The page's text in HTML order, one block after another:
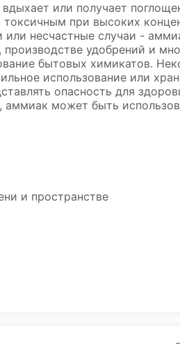
или получает
при высоких
несчастные случаи -
удобрений и
бытовых химикатов.
использование или
опасность для
может быть
и пространстве